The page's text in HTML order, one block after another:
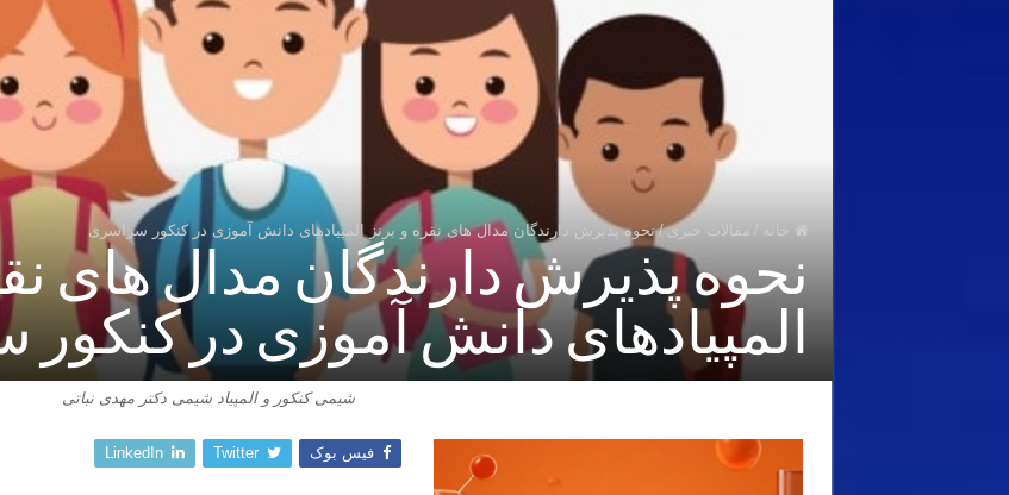
خانه / مقالات خبری / نحوه پذیرش دارندگان مدال های نقره و برنز المپیادهای دانش آموزی در کنکور سراسری
نحوه پذیرش دارندگان مدال های
المپیادهای دانش آموزی در
شیمی کنکور و المپیاد شیمی دکتر مهدی نباتی
فیس بوک Twitter
LinkedIn